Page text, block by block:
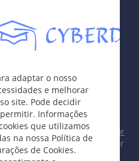
lipídios; para lesões
cirurgia ou laser
pessoais
adaptar o nosso
e melhorar
site. Pode decidir
Informações
que utilizamos
na nossa Política de
de Cookies.
hEduLearnIt editorial
Grupo Editorial -
Editor
- Conceito e Coordenação por
Zurique